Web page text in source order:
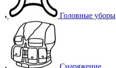
Головные уборы
Снаряжение